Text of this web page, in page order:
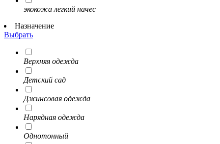
экокожа легкий начес
Назначение
Выбрать
Верхняя одежда
Детский сад
Джинсовая одежда
Нарядная одежда
Однотонный